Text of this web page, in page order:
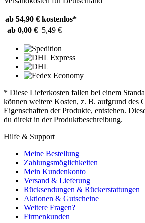
ab 54,90 € kostenlos*
ab 0,00 € 5,49 €
* Diese Lieferkosten fallen bei einem
können weitere Kosten, z. B. aufgrund des
Eigenschaften der Produkte, entstehen.
du direkt in der Produktbeschreibung.
Hilfe & Support
Meine Bestellung
Zahlungsmöglichkeiten
Mein Kundenkonto
Versand & Lieferung
Rücksendungen & Rückerstattungen
Aktionen & Gutscheine
Weitere Fragen?
Firmenkunden